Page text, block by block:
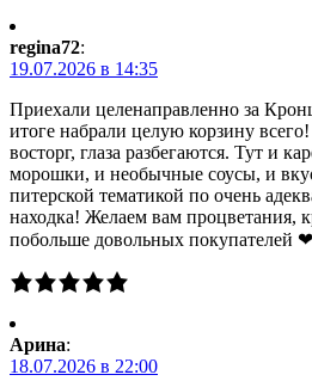
regina72:
19.07.2026 в 14:35
Приехали целенаправленно за
итоге набрали целую корзину
восторг, глаза разбегаются. Тут и
морошки, и необычные соусы, и
питерской тематикой по очень
находка! Желаем вам процветания,
побольше довольных покупателей ❤
Арина:
18.07.2026 в 22:00